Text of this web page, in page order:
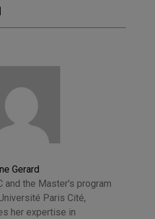
Gerard
and the Master's program
Paris Cité,
her expertise in